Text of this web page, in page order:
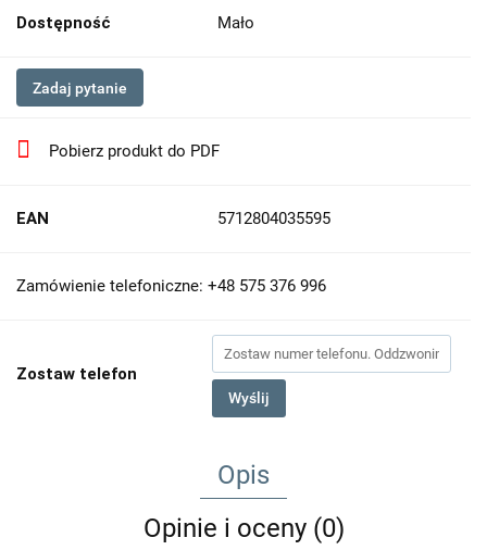
Dostępność Mało
Zadaj pytanie
Pobierz produkt do PDF
EAN 5712804035595
Zamówienie telefoniczne: +48 575 376 996
Zostaw telefon
Wyślij
Opis
Opinie i oceny (0)